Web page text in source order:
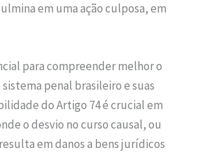
em uma ação culposa, em
para compreender melhor o
penal brasileiro e suas
do Artigo 74 é crucial em
o desvio no curso causal, ou
em danos a bens jurídicos